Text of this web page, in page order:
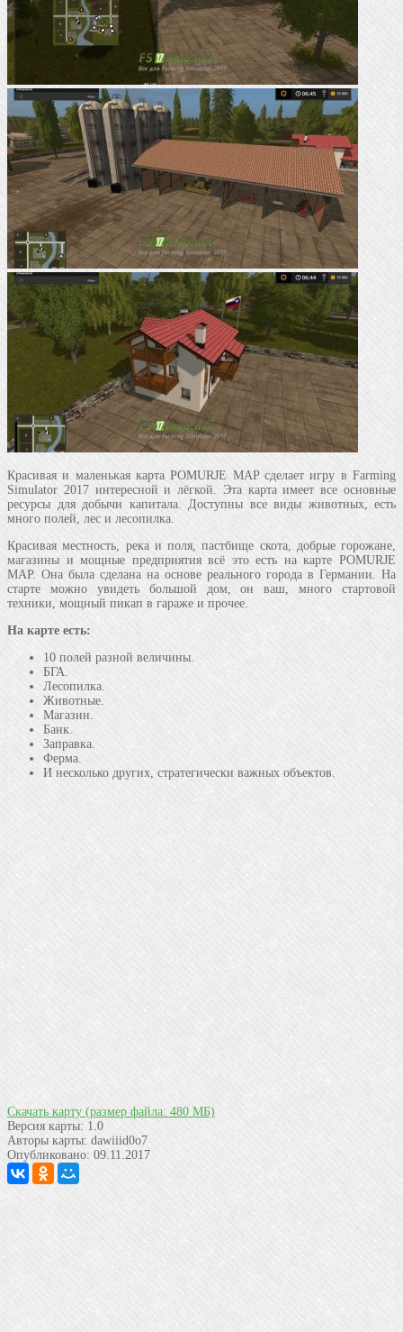
Красивая и маленькая карта POMURJE MAP сделает игру в Farming
Simulator 2017 интересной и лёгкой. Эта карта имеет все основные
ресурсы для добычи капитала. Доступны все виды животных, есть
много полей, лес и лесопилка.
Красивая местность, река и поля, пастбище скота, добрые горожане,
магазины и мощные предприятия всё это есть на карте POMURJE
MAP. Она была сделана на основе реального города в Германии. На
старте можно увидеть большой дом, он ваш, много стартовой
техники, мощный пикап в гараже и прочее.
На карте есть:
10 полей разной величины.
БГА.
Лесопилка.
Животные.
Магазин.
Банк.
Заправка.
Ферма.
И несколько других, стратегически важных объектов.
Скачать карту (размер файла: 480 МБ)
Версия карты: 1.0
Авторы карты: dawiiid0o7
Опубликовано: 09.11.2017